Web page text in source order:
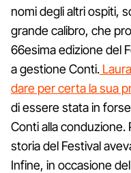
nomi degli altri ospiti,
grande calibro, che
66esima edizione del
a gestione Conti.
dare per certa la sua
di essere stata in
Conti alla conduzione.
storia del Festival
Infine, in occasione